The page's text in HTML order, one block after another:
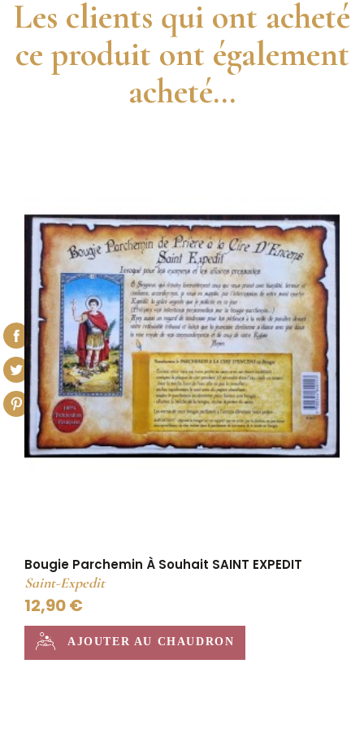
Les clients qui ont acheté
ce produit ont également
acheté...
Bougie Parchemin À Souhait SAINT EXPEDIT
Saint-Expedit
12,90 €
AJOUTER AU CHAUDRON